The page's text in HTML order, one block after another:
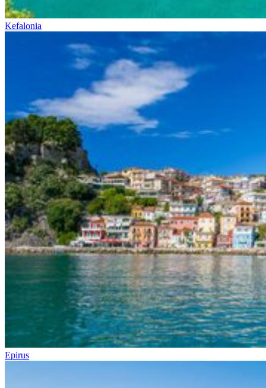
Kefalonia
Epirus